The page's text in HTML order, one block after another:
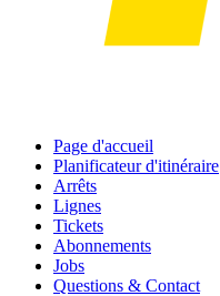
Page d'accueil
Planificateur d'itinéraire
Arrêts
Lignes
Tickets
Abonnements
Jobs
Questions & Contact